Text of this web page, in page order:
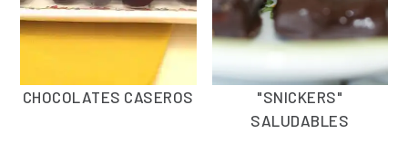
CHOCOLATES CASEROS
"SNICKERS"
SALUDABLES